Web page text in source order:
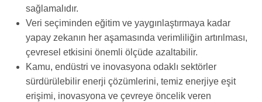
sağlamalıdır.
Veri seçiminden eğitim ve yaygınlaştırmaya kadar
yapay zekanın her aşamasında verimliliğin artırılması,
çevresel etkisini önemli ölçüde azaltabilir.
Kamu, endüstri ve inovasyona odaklı sektörler
sürdürülebilir enerji çözümlerini, temiz enerjiye eşit
erişimi, inovasyona ve çevreye öncelik veren